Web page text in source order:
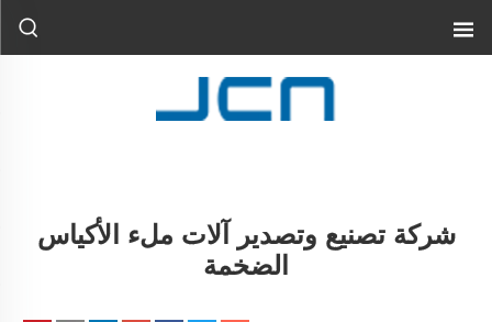
شركة تصنيع وتصدير آلات ملء الأكياس
الضخمة